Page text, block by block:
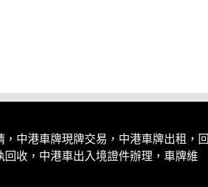
中港車牌現牌交易，中港車牌出租，回
收，中港車出入境證件辦理，車牌維